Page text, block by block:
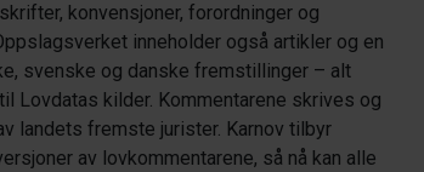
konvensjoner, forordninger og
inneholder også artikler og en
svenske og danske fremstillinger – alt
Lovdatas kilder. Kommentarene skrives og
landets fremste jurister. Karnov tilbyr
av lovkommentarene, så nå kan alle